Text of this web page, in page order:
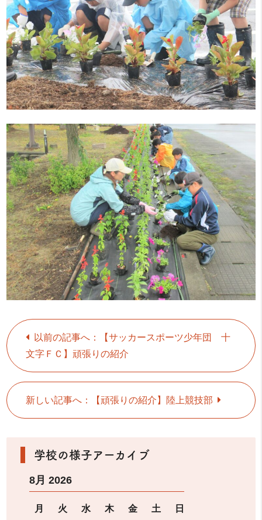
以前の記事へ：【サッカースポーツ少年団 十
文字ＦＣ】頑張りの紹介
新しい記事へ：【頑張りの紹介】陸上競技部
学校の様子アーカイブ
8月 2026
月 火 水 木 金 土
日